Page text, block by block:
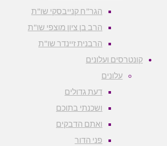
הגר"ח קנייבסקי שו"ת
הרב בן ציון מוצפי שו"ת
הרבנית זיינדר שו"ת
קונטרסים ועלונים
עלונים
דעת גדולים
ושכנתי בתוכם
ואתם הדבקים
פני הדור